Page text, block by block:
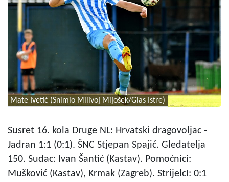
Mate Ivetić (Snimio Milivoj Mijošek/Glas Istre)
Susret 16. kola Druge NL: Hrvatski dragovoljac -
Jadran 1:1 (0:1). ŠNC Stjepan Spajić. Gledatelja
150. Sudac: Ivan Šantić (Kastav). Pomoćnici:
Mušković (Kastav), Krmak (Zagreb). StrijelcI: 0:1